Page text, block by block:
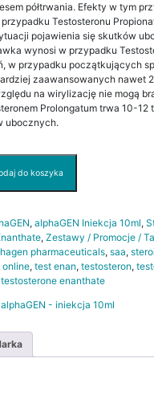
półtrwania. Efekty w tym
Testosteronu
pojawienia się skutków
wynosi w przypadku
w przypadku początkujących
zaawansowanych nawet
na wirylizację nie mogą
Prolongatum trwa 10-12
ubocznych.
do koszyka
, alphaGEN Iniekcja 10ml,
, Zestawy / Promocje /
pharmaceuticals, saa,
online, test enan, testosteron,
testosterone enanthate
alphaGEN - iniekcja 10ml